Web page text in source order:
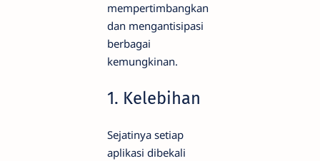
mempertimbangkan
dan mengantisipasi
berbagai
kemungkinan.
1. Kelebihan
Sejatinya setiap
aplikasi dibekali